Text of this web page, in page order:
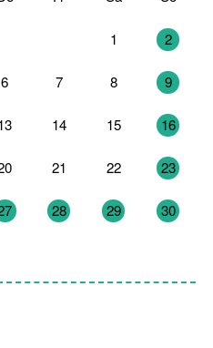
1 2
6 7 8 9
14 15 16
21 22 23
28 29 30